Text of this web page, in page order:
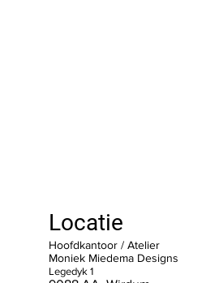
Locatie
Hoofdkantoor / Atelier
Moniek Miedema Designs
Legedyk 1